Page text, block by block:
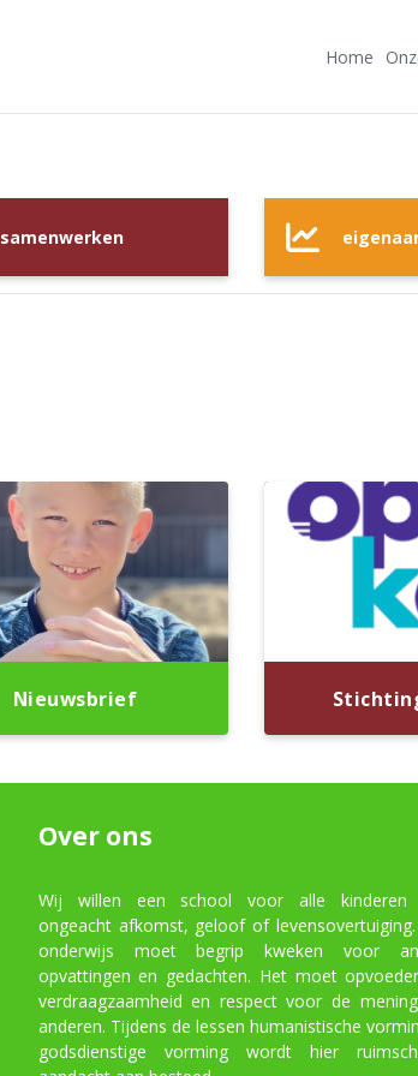
Home
samenwerken
Nieuwsbrief
Over ons
Wij willen een school voor alle kinderen
ongeacht afkomst, geloof of
onderwijs moet begrip kweken voor
opvattingen en gedachten. Het moet
verdraagzaamheid en respect voor de
anderen. Tijdens de lessen humanistische
godsdienstige vorming wordt hier